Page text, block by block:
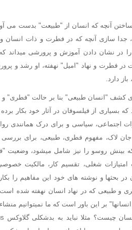
آنچه که انسان از "طبیعت" بدست می
جدا سازی آنچه که در فطرت و ذات انسان
در نشان دادن آموزش و پرورشی میداند
در فطرت و نهاد "امیل" نهفته، او رشد و
دارد.
کشف "انسان طبیعی" بنا بر حالت "فطری" و
از فیلسوفان در آثار خود بکار برده
اجتماعی، سیاسی و برای درک همانندی
جان لاک، مفهوم فطری، طبیعی، برای
بینش روسو را نیز شامل میشود،
شغلی، تقسیم کار، مالکیت
بحثها و نوشته های خود این مفاهیم را
بر این باور است که ما نمیتوانیم